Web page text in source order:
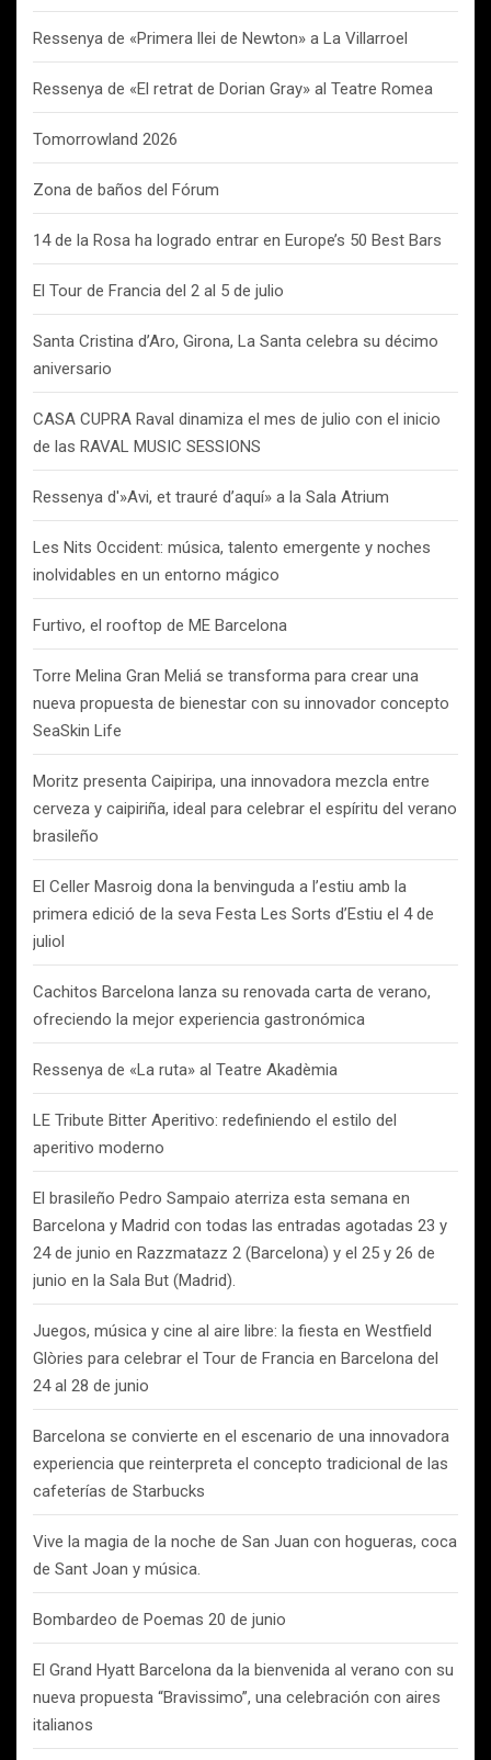
Ressenya de «Primera llei de Newton» a La Villarroel
Ressenya de «El retrat de Dorian Gray» al Teatre Romea
Tomorrowland 2026
Zona de baños del Fórum
14 de la Rosa ha logrado entrar en Europe’s 50 Best Bars
El Tour de Francia del 2 al 5 de julio
Santa Cristina d’Aro, Girona, La Santa celebra su décimo
aniversario
CASA CUPRA Raval dinamiza el mes de julio con el inicio
de las RAVAL MUSIC SESSIONS
Ressenya d'»Avi, et trauré d’aquí» a la Sala Atrium
Les Nits Occident: música, talento emergente y noches
inolvidables en un entorno mágico
Furtivo, el rooftop de ME Barcelona
Torre Melina Gran Meliá se transforma para crear una
nueva propuesta de bienestar con su innovador concepto
SeaSkin Life
Moritz presenta Caipiripa, una innovadora mezcla entre
cerveza y caipiriña, ideal para celebrar el espíritu del verano
brasileño
El Celler Masroig dona la benvinguda a l’estiu amb la
primera edició de la seva Festa Les Sorts d’Estiu el 4 de
juliol
Cachitos Barcelona lanza su renovada carta de verano,
ofreciendo la mejor experiencia gastronómica
Ressenya de «La ruta» al Teatre Akadèmia
LE Tribute Bitter Aperitivo: redefiniendo el estilo del
aperitivo moderno
El brasileño Pedro Sampaio aterriza esta semana en
Barcelona y Madrid con todas las entradas agotadas 23 y
24 de junio en Razzmatazz 2 (Barcelona) y el 25 y 26 de
junio en la Sala But (Madrid).
Juegos, música y cine al aire libre: la fiesta en Westfield
Glòries para celebrar el Tour de Francia en Barcelona del
24 al 28 de junio
Barcelona se convierte en el escenario de una innovadora
experiencia que reinterpreta el concepto tradicional de las
cafeterías de Starbucks
Vive la magia de la noche de San Juan con hogueras, coca
de Sant Joan y música.
Bombardeo de Poemas 20 de junio
El Grand Hyatt Barcelona da la bienvenida al verano con su
nueva propuesta “Bravissimo”, una celebración con aires
italianos